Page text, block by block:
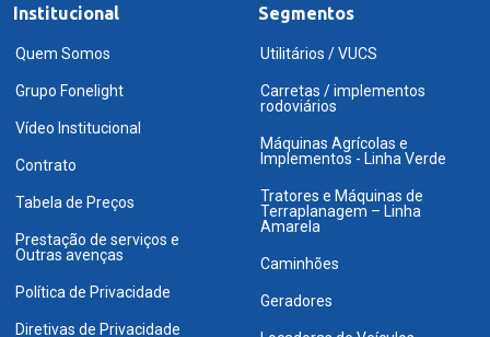
Institucional
Quem Somos
Grupo Fonelight
Vídeo Institucional
Contrato
Tabela de Preços
Prestação de serviços e
Outras avenças
Política de Privacidade
Diretivas de Privacidade
Segmentos
Utilitários / VUCS
Carretas / implementos
rodoviários
Máquinas Agrícolas e
Implementos - Linha Verde
Tratores e Máquinas de
Terraplanagem – Linha
Amarela
Caminhões
Geradores